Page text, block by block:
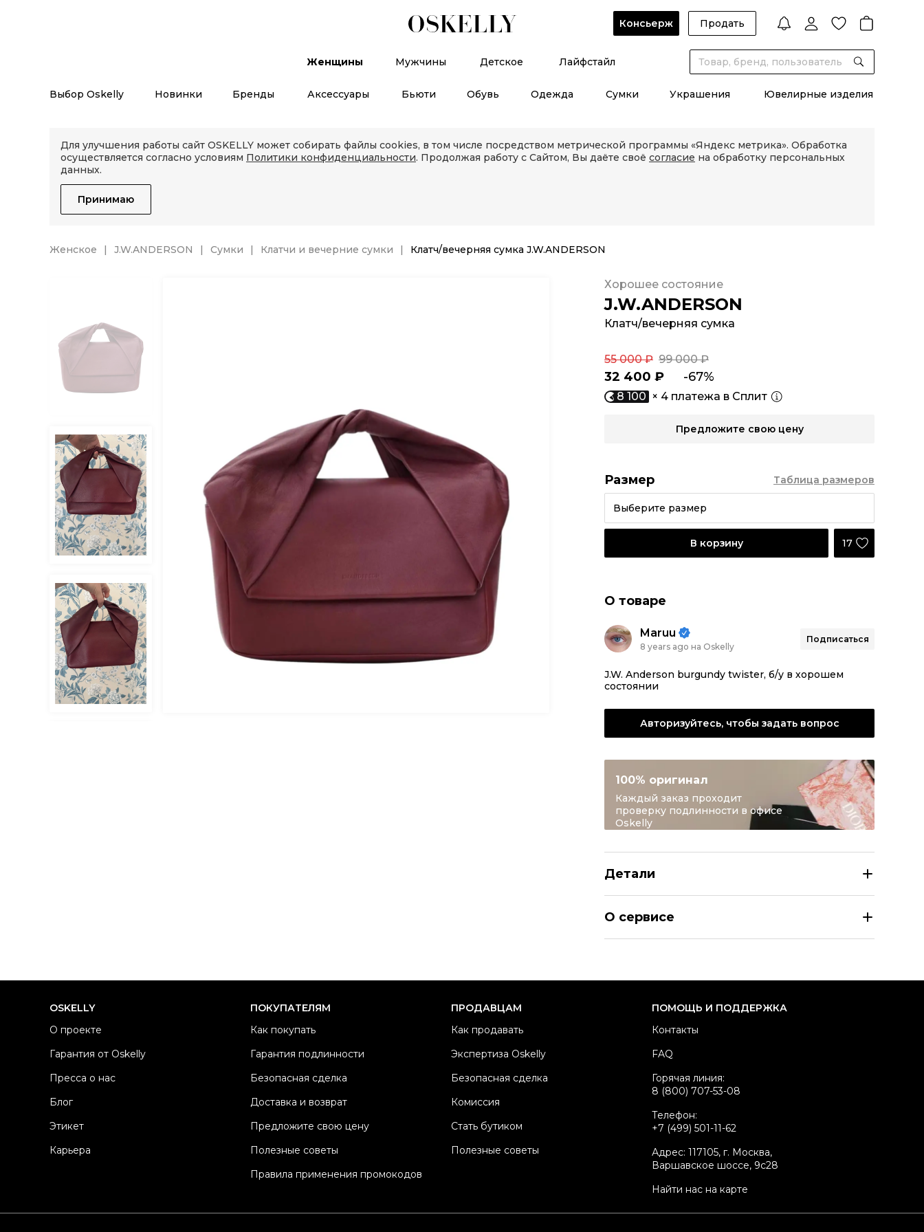
Консьерж Продать
Женщины Мужчины Детское Лайфстайл
Выбор Oskelly Новинки Бренды Аксессуары Бьюти Обувь Одежда Сумки Украшения Ювелирные изделия
Для улучшения работы сайт OSKELLY может собирать файлы cookies, в том числе посредством метрической программы «Яндекс метрика». Обработка
осуществляется согласно условиям Политики конфиденциальности. Продолжая работу с Сайтом, Вы даёте своё согласие на обработку персональных
данных.
Принимаю
Женское J.W.ANDERSON Сумки Клатчи и вечерние сумки Клатч/вечерняя сумка J.W.ANDERSON
J.W.ANDERSON
Клатч/вечерняя сумка
Хорошее состояние
32 400 ₽ -67%
55 000 ₽ 99 000 ₽
8 100 × 4 платежа в Сплит
Предложите свою цену
Размер
Выберите размер
Таблица размеров
В корзину 17
О товаре
Maruu
8 years ago на Oskelly
Подписаться
J.W. Anderson burgundy twister, б/у в хорошем
состоянии
Авторизуйтесь, чтобы задать вопрос
100% оригинал
Каждый заказ проходит
проверку подлинности в офисе
Oskelly
Детали
Длина ручки
Состояние товара
Oskelly ID
О сервисе
OSKELLY
О проекте
Гарантия от Oskelly
Пресса о нас
Блог
Этикет
Карьера
ПОКУПАТЕЛЯМ
Как покупать
Гарантия подлинности
Безопасная сделка
Доставка и возврат
Предложите свою цену
Полезные советы
Правила применения промокодов
ПРОДАВЦАМ
Как продавать
Экспертиза Oskelly
Безопасная сделка
Комиссия
Стать бутиком
Полезные советы
ПОМОЩЬ И ПОДДЕРЖКА
Контакты
FAQ
Горячая линия:
8 (800) 707-53-08
Телефон:
+7 (499) 501-11-62
Адрес: 117105, г. Москва,
Варшавское шоссе, 9с28
Найти нас на карте